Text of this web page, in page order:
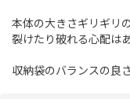
本体の大きさギリギリ
裂けたり破れる心配は
収納袋のバランスの良